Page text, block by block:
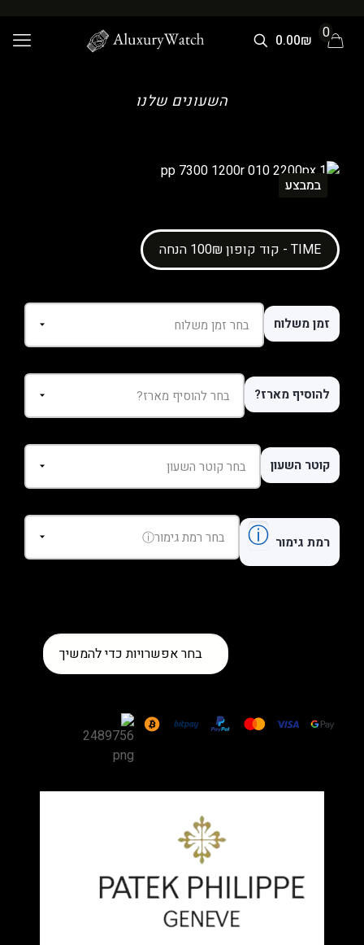
0
0.00₪
השעונים שלנו
במבצע
קוד קופון 100₪ הנחה - TIME
זמן משלוח
להוסיף מארז?
קוטר השעון
רמת גימור ⓘ
Philippe
Cream
בחר אפשרויות כדי להמשיך